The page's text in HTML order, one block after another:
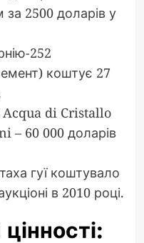
2500 доларів у
252
коштує 27
di Cristallo
– 60 000 доларів
гуї коштувало
в 2010 році.